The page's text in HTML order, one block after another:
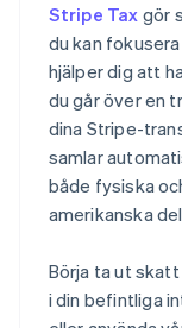
Stripe Tax gör
du kan
hjälper dig att
du går över en
dina Stripe-
samlar
både fysiska
amerikanska
Börja ta ut
i din befintliga